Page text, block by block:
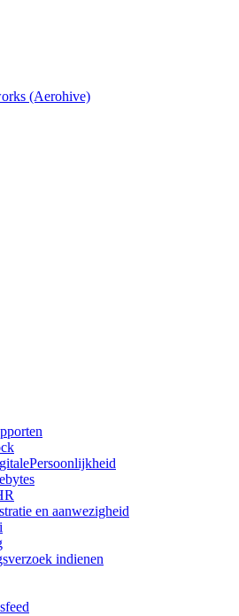
(Aerohive)
en aanwezigheid
indienen